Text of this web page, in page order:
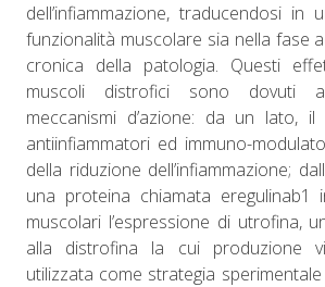
dell’infiammazione, traducendosi in
funzionalità muscolare sia nella fase
cronica della patologia. Questi
muscoli distrofici sono dovuti
meccanismi d’azione: da un lato,
antiinfiammatori ed immuno-
della riduzione dell’infiammazione;
una proteina chiamata eregulinab1
muscolari l’espressione di utrofina,
alla distrofina la cui produzione
utilizzata come strategia